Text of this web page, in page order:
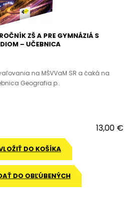
ZŠ A PRE GYMNÁZIÁ S
– UČEBNICA
na MŠVVaM SR a čaká na
Geografia p..
13,00 €
DO KOŠÍKA
DO OBĽÚBENÝCH